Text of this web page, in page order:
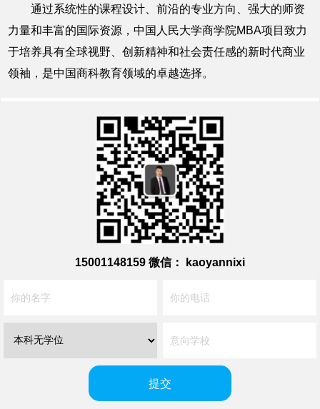
通过系统性的课程设计、前沿的专业方向、强大的师资
力量和丰富的国际资源，中国人民大学商学院MBA项目致力
于培养具有全球视野、创新精神和社会责任感的新时代商业
领袖，是中国商科教育领域的卓越选择。
15001148159 微信： kaoyannixi